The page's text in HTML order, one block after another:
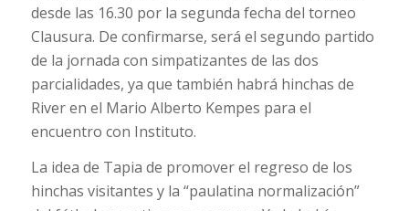
desde las 16.30 por la segunda fecha del torneo
Clausura. De confirmarse, será el segundo partido
de la jornada con simpatizantes de las dos
parcialidades, ya que también habrá hinchas de
River en el Mario Alberto Kempes para el
encuentro con Instituto.
La idea de Tapia de promover el regreso de los
hinchas visitantes y la “paulatina normalización”